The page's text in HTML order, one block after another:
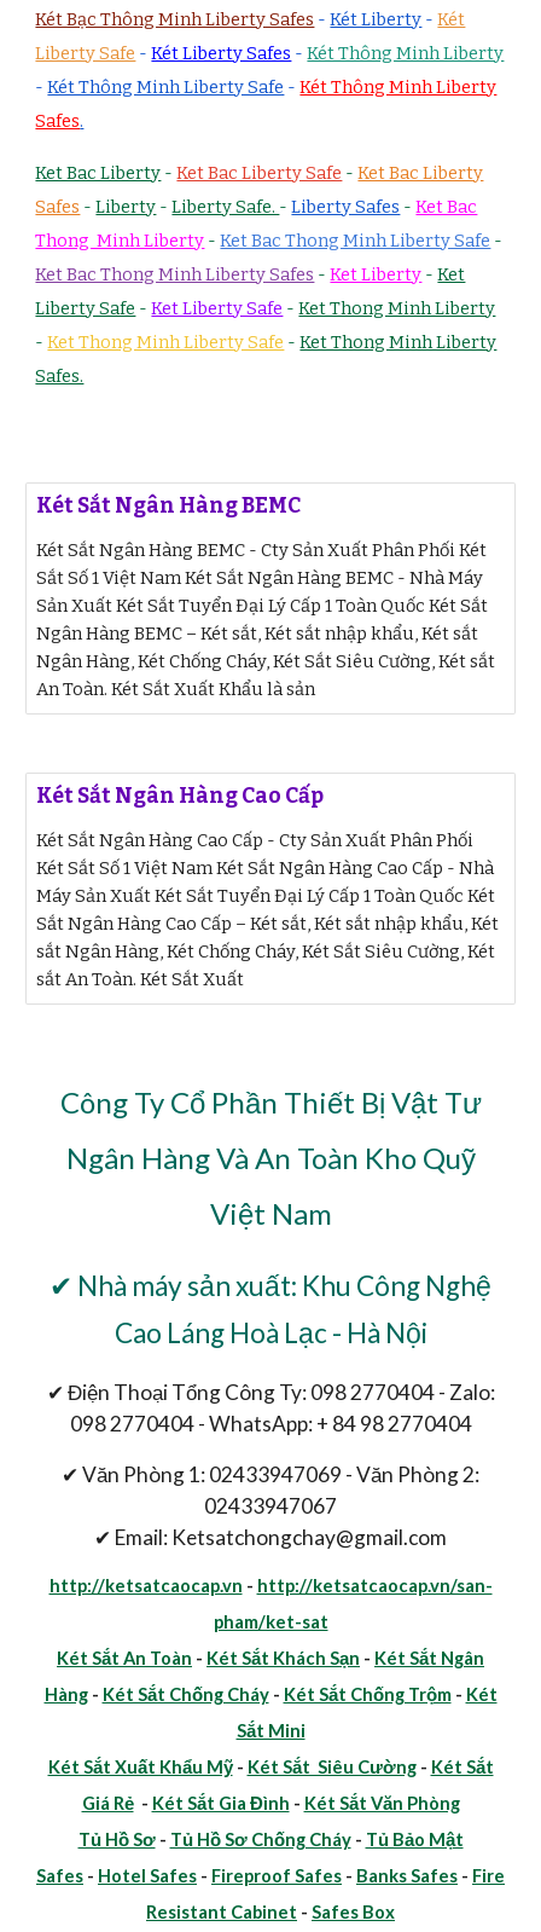
Két Bạc Thông Minh Liberty Safes -Két Liberty -Két
Liberty Safe -Két Liberty Safes -Két Thông Minh Liberty
-Két Thông Minh Liberty Safe -Két Thông Minh Liberty
Safes.
Ket Bac Liberty -Ket Bac Liberty Safe -Ket Bac Liberty
Safes -Liberty -Liberty Safe. -Liberty Safes -Ket Bac
Thong Minh Liberty -Ket Bac Thong Minh Liberty Safe -
Ket Bac Thong Minh Liberty Safes -Ket Liberty -Ket
Liberty Safe -Ket Liberty Safe -Ket Thong Minh Liberty
-Ket Thong Minh Liberty Safe -Ket Thong Minh Liberty
Safes.
Két Sắt Ngân Hàng BEMC
Két Sắt Ngân Hàng BEMC - Cty Sản Xuất Phân Phối Két
Sắt Số 1 Việt Nam Két Sắt Ngân Hàng BEMC - Nhà Máy
Sản Xuất Két Sắt Tuyển Đại Lý Cấp 1 Toàn Quốc Két Sắt
Ngân Hàng BEMC – Két sắt, Két sắt nhập khẩu, Két sắt
Ngân Hàng, Két Chống Cháy, Két Sắt Siêu Cường, Két sắt
An Toàn. Két Sắt Xuất Khẩu là sản
Két Sắt Ngân Hàng Cao Cấp
Két Sắt Ngân Hàng Cao Cấp - Cty Sản Xuất Phân Phối
Két Sắt Số 1 Việt Nam Két Sắt Ngân Hàng Cao Cấp - Nhà
Máy Sản Xuất Két Sắt Tuyển Đại Lý Cấp 1 Toàn Quốc Két
Sắt Ngân Hàng Cao Cấp – Két sắt, Két sắt nhập khẩu, Két
sắt Ngân Hàng, Két Chống Cháy, Két Sắt Siêu Cường, Két
sắt An Toàn. Két Sắt Xuất
Công Ty Cổ Phần Thiết Bị Vật Tư
Ngân Hàng Và An Toàn Kho Quỹ
Việt Nam
✔ Nhà máy sản xuất: Khu Công Nghệ
Cao Láng Hoà Lạc - Hà Nội
✔ Điện Thoại Tổng Công Ty: 098 2770404 - Zalo:
098 2770404 - WhatsApp: + 84 98 2770404
✔ Văn Phòng 1: 02433947069 - Văn Phòng 2:
02433947067
✔ Email: Ketsatchongchay@gmail.com
http://ketsatcaocap.vn - http://ketsatcaocap.vn/san-
pham/ket-sat
Két Sắt An Toàn - Két Sắt Khách Sạn - Két Sắt Ngân
Hàng- Két Sắt Chống Cháy- Két Sắt Chống Trộm- Két
Sắt Mini
Két Sắt Xuất Khẩu Mỹ- Két Sắt Siêu Cường- Két Sắt
Giá Rẻ- Két Sắt Gia Đình - Két Sắt Văn Phòng
Tủ Hồ Sơ- Tủ Hồ Sơ Chống Cháy- Tủ Bảo Mật
Safes - Hotel Safes - Fireproof Safes - Banks Safes - Fire
Resistant Cabinet - Safes Box